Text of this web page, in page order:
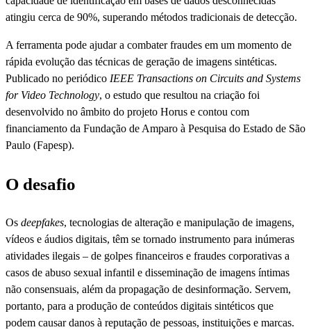
atingiu cerca de 90%, superando métodos tradicionais de detecção.
A ferramenta pode ajudar a combater fraudes em um momento de
rápida evolução das técnicas de geração de imagens sintéticas.
Publicado no periódico IEEE Transactions on Circuits and Systems
for Video Technology, o estudo que resultou na criação foi
desenvolvido no âmbito do projeto Horus e contou com
financiamento da Fundação de Amparo à Pesquisa do Estado de São
Paulo (Fapesp).
O desafio
Os deepfakes, tecnologias de alteração e manipulação de imagens,
vídeos e áudios digitais, têm se tornado instrumento para inúmeras
atividades ilegais – de golpes financeiros e fraudes corporativas a
casos de abuso sexual infantil e disseminação de imagens íntimas
não consensuais, além da propagação de desinformação. Servem,
portanto, para a produção de conteúdos digitais sintéticos que
podem causar danos à reputação de pessoas, instituições e marcas.